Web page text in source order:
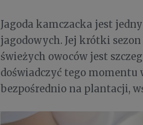
Jagoda kamczacka jest
jagodowych. Jej krótki
świeżych owoców jest
doświadczyć tego
bezpośrednio na plantacji,